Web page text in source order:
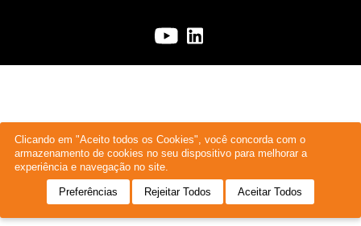
Clicando em "Aceito todos os Cookies", você concorda com o
armazenamento de cookies no seu dispositivo para melhorar a
experiência e navegação no site.
Preferências Rejeitar Todos Aceitar Todos